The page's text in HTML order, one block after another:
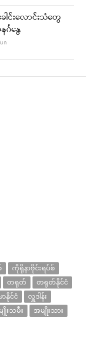
ါင်းလောင်းသံတွေ
နွေ
ကိုရိုနာဗိုင်းရပ်စ်
တရုတ်
တရုတ်နိုင်ငံ
ာနိုင်ငံ
လှူဒါန်း
းသမီး အမျိုးသား